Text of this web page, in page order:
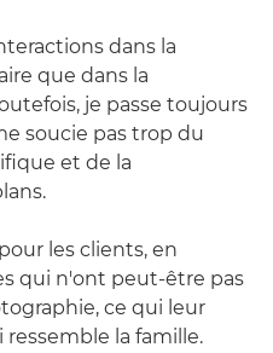
dans la
que dans la
je passe toujours
soucie pas trop du
et de la
les clients, en
qui n'ont peut-être pas
ce qui leur
la famille.